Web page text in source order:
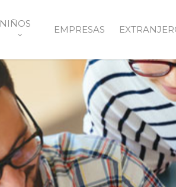
NIÑOS
EMPRESAS